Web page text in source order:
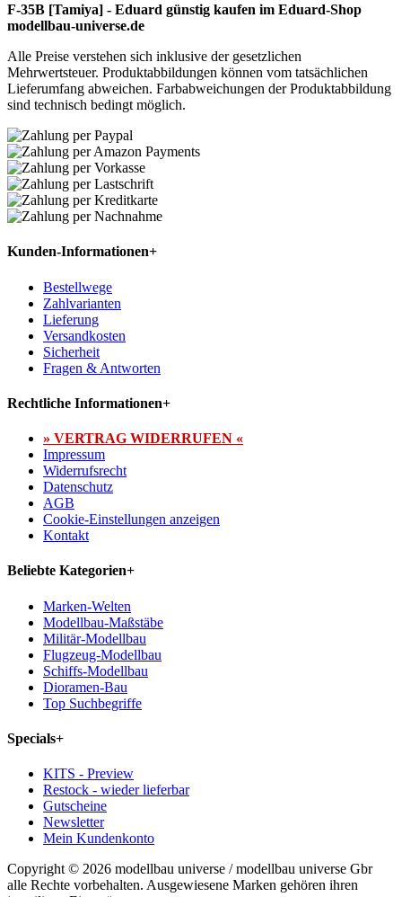
F-35B [Tamiya] - Eduard günstig kaufen im Eduard-Shop
modellbau-universe.de
Alle Preise verstehen sich inklusive der gesetzlichen
Mehrwertsteuer. Produktabbildungen können vom tatsächlichen
Lieferumfang abweichen. Farbabweichungen der Produktabbildung
sind technisch bedingt möglich.
Kunden-Informationen+
Bestellwege
Zahlvarianten
Lieferung
Versandkosten
Sicherheit
Fragen & Antworten
Rechtliche Informationen+
» VERTRAG WIDERRUFEN «
Impressum
Widerrufsrecht
Datenschutz
AGB
Cookie-Einstellungen anzeigen
Kontakt
Beliebte Kategorien+
Marken-Welten
Modellbau-Maßstäbe
Militär-Modellbau
Flugzeug-Modellbau
Schiffs-Modellbau
Dioramen-Bau
Top Suchbegriffe
Specials+
KITS - Preview
Restock - wieder lieferbar
Gutscheine
Newsletter
Mein Kundenkonto
Copyright © 2026 modellbau universe / modellbau universe Gbr
alle Rechte vorbehalten. Ausgewiesene Marken gehören ihren